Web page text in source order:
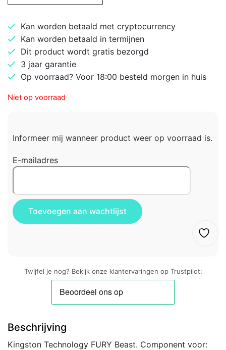
Kan worden betaald met cryptocurrency
Kan worden betaald in termijnen
Dit product wordt gratis bezorgd
3 jaar garantie
Op voorraad? Voor 18:00 besteld morgen in huis
Niet op voorraad
Informeer mij wanneer product weer op voorraad is.
E-mailadres
Twijfel je nog? Bekijk onze klantervaringen op Trustpilot:
Beschrijving
Kingston Technology FURY Beast. Component voor: